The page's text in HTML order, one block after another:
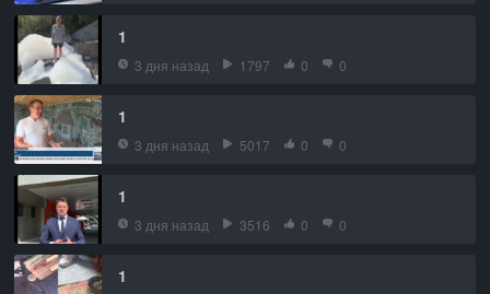
1
3 дня назад 1797 0 0
1
3 дня назад 5017 0 0
1
3 дня назад 3516 0 0
1